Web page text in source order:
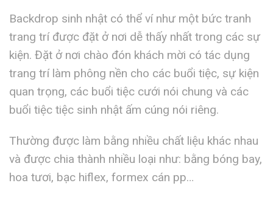
Backdrop sinh nhật có thể ví như một bức tranh
trang trí được đặt ở nơi dễ thấy nhất trong các sự
kiện. Đặt ở nơi chào đón khách mời có tác dụng
trang trí làm phông nền cho các buổi tiệc, sự kiện
quan trọng, các buổi tiệc cưới nói chung và các
buổi tiệc tiệc sinh nhật ấm cúng nói riêng.
Thường được làm bằng nhiều chất liệu khác nhau
và được chia thành nhiều loại như: bằng bóng bay,
hoa tươi, bạc hiflex, formex cán pp…